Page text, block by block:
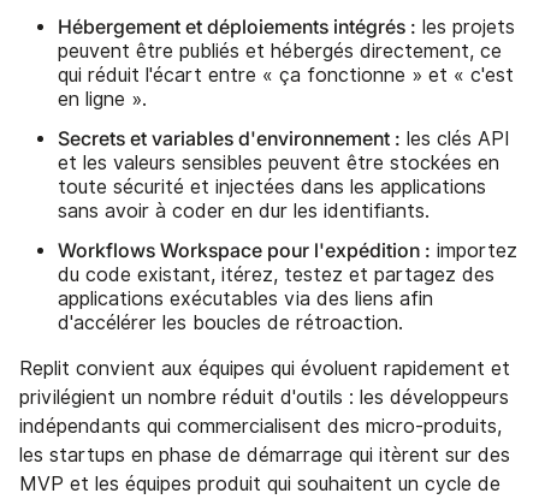
Hébergement et déploiements intégrés : les projets
peuvent être publiés et hébergés directement, ce
qui réduit l'écart entre « ça fonctionne » et « c'est
en ligne ».
Secrets et variables d'environnement : les clés API
et les valeurs sensibles peuvent être stockées en
toute sécurité et injectées dans les applications
sans avoir à coder en dur les identifiants.
Workflows Workspace pour l'expédition : importez
du code existant, itérez, testez et partagez des
applications exécutables via des liens afin
d'accélérer les boucles de rétroaction.
Replit convient aux équipes qui évoluent rapidement et
privilégient un nombre réduit d'outils : les développeurs
indépendants qui commercialisent des micro-produits,
les startups en phase de démarrage qui itèrent sur des
MVP et les équipes produit qui souhaitent un cycle de